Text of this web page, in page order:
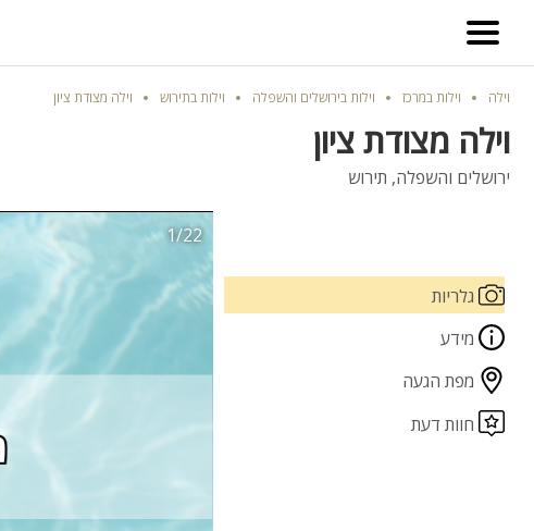
וילה וילות במרכז וילות בירושלים והשפלה וילות בתירוש וילה מצודת ציון
וילה מצודת ציון
ירושלים והשפלה, תירוש
גלריות
מידע
מפת הגעה
חוות דעת
1/22